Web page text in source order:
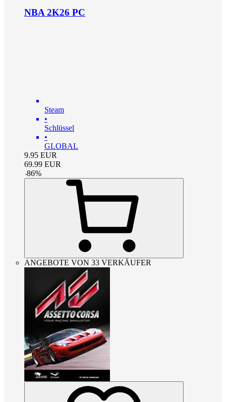
NBA 2K26 PC
Steam
•
Schlüssel
•
GLOBAL
9.95 EUR
69.99 EUR
-86%
ANGEBOTE VON 33 VERKÄUFER